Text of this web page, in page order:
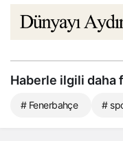
Haberle ilgili daha
# Fenerbahçe #